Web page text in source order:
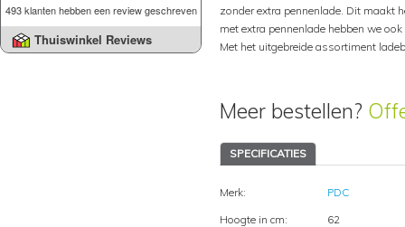
493 klanten hebben een review geschreven
Thuiswinkel Reviews
zonder extra pennenlade. Dit maakt
met extra pennenlade hebben we
Met het uitgebreide assortiment
Meer bestellen?
SPECIFICATIES
Merk:
PDC
Hoogte in cm:
62